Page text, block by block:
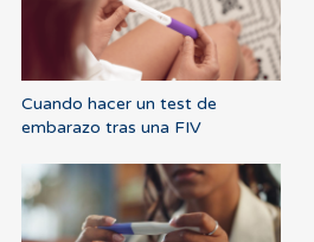
Cuando hacer un test de
embarazo tras una FIV